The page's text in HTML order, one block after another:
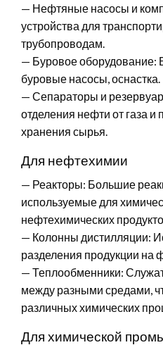
— Нефтяные насосы и
устройства для
трубопроводам.
— Буровое оборудование:
буровые насосы, оснастка.
— Сепараторы и
отделения нефти от газа и
хранения сырья.
Для нефтехимии
— Реакторы: Большие
используемые для
нефтехимических
— Колонны дистилляции:
разделения продукции на
— Теплообменники:
между разными средами,
различных химических
Для химической